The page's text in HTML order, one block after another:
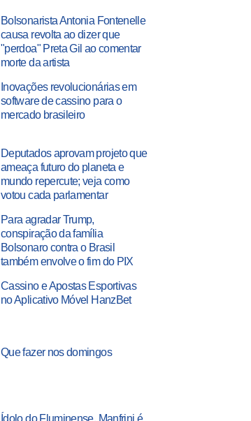
Bolsonarista Antonia Fontenelle
causa revolta ao dizer que
"perdoa" Preta Gil ao comentar
morte da artista
Inovações revolucionárias em
software de cassino para o
mercado brasileiro
Deputados aprovam projeto que
ameaça futuro do planeta e
mundo repercute; veja como
votou cada parlamentar
Para agradar Trump,
conspiração da família
Bolsonaro contra o Brasil
também envolve o fim do PIX
Cassino e Apostas Esportivas
no Aplicativo Móvel HanzBet
Que fazer nos domingos
Ídolo do Fluminense, Manfrini é